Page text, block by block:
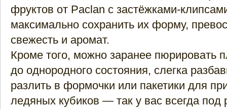
фруктов от Paclan с застёжками-
максимально сохранить их форму,
свежесть и аромат.
Кроме того, можно заранее пюрировать
до однородного состояния, слегка
разлить в формочки или пакетики для
ледяных кубиков — так у вас всегда под